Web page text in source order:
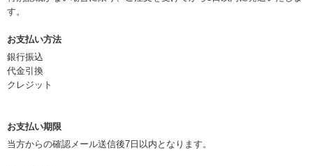
す。
お支払い方法
銀行振込
代金引換
クレジット
お支払い期限
当方からの確認メール送信後7日以内となります。